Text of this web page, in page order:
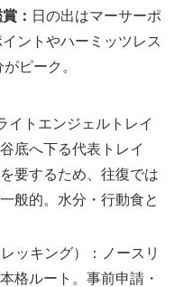
： 日の出はマーサーポ
ントやハーミッツレス
ピーク。
イトエンジェルトレイ
底へ下る代表トレイ
要するため、往復では
般的。水分・行動食と
ッキング）：ノースリ
格ルート。事前申請・